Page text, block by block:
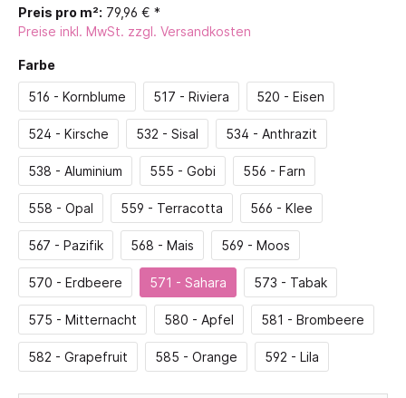
Preis pro m²: 79,96 € *
Preise inkl. MwSt. zzgl. Versandkosten
Farbe
516 - Kornblume 517 - Riviera 520 - Eisen
524 - Kirsche 532 - Sisal 534 - Anthrazit
538 - Aluminium 555 - Gobi 556 - Farn
558 - Opal 559 - Terracotta 566 - Klee
567 - Pazifik 568 - Mais 569 - Moos
570 - Erdbeere 571 - Sahara 573 - Tabak
575 - Mitternacht 580 - Apfel 581 - Brombeere
582 - Grapefruit 585 - Orange 592 - Lila